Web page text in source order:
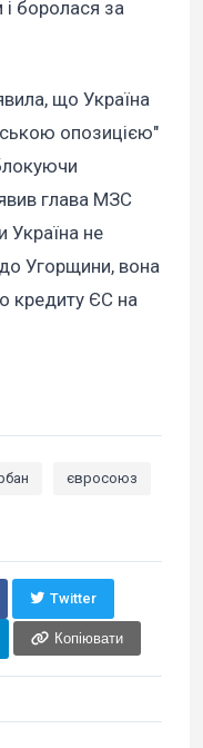
боролася за
що Україна
опозицією"
глава МЗС
Україна не
Угорщини, вона
кредиту ЄС на
євросоюз
Twitter
Копіювати